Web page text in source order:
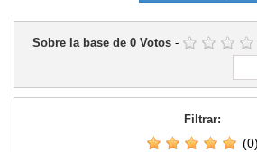
Sobre la base de 0 Votos -
Filtrar:
(0)